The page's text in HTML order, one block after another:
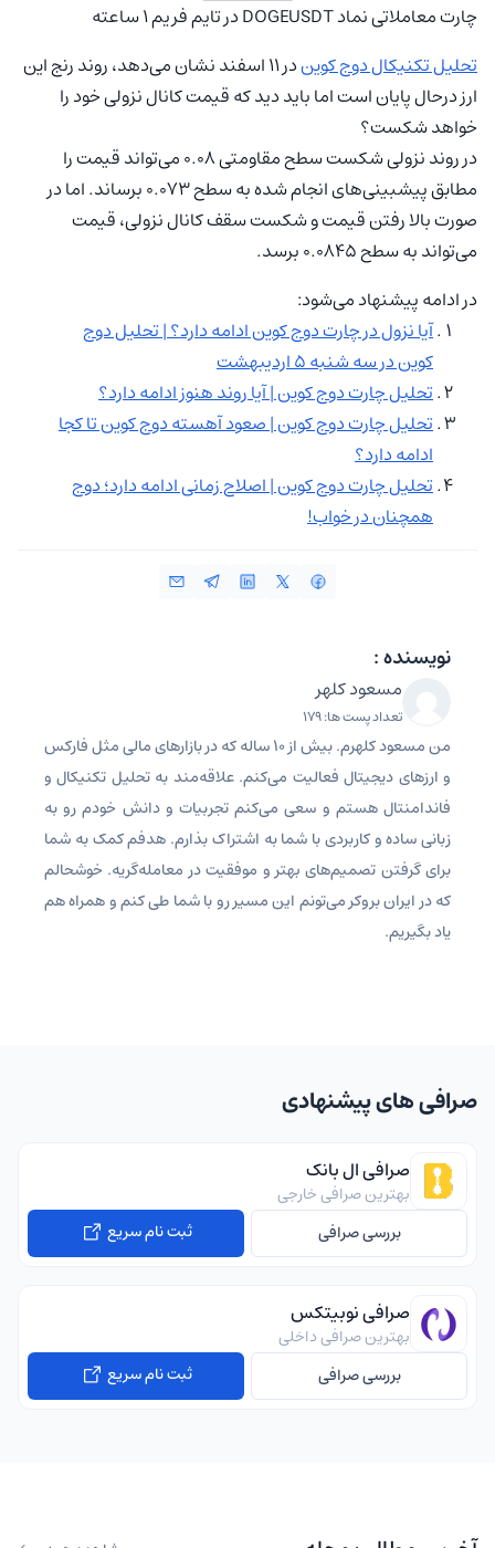
چارت معاملاتی نماد DOGEUSDT در تایم فریم 1 ساعته
تحلیل تکنیکال دوج کوین
در ۱۱ اسفند نشان می‌دهد، روند رنج این
ارز درحال پایان است اما باید دید که قیمت کانال نزولی خود را
خواهد شکست؟
در روند نزولی شکست سطح مقاومتی ۰.۰۸ می‌تواند قیمت را
مطابق پیشبینی‌های انجام شده به سطح ۰.۰۷۳ برساند. اما در
صورت بالا رفتن قیمت و شکست سقف کانال نزولی، قیمت
می‌تواند به سطح ۰.۰۸۴۵ برسد.
در ادامه پیشنهاد می‌شود:
آیا نزول در چارت دوج کوین ادامه دارد؟ | تحلیل دوج
کوین در سه شنبه ۵ اردیبهشت
تحلیل چارت دوج کوین | آیا روند هنوز ادامه دارد؟
تحلیل چارت دوج کوین | صعود آهسته دوج کوین تا کجا
ادامه دارد؟
تحلیل چارت دوج کوین | اصلاح زمانی ادامه دارد؛ دوج
همچنان در خواب!
نویسنده :
مسعود کلهر
تعداد پست ها: 179
من مسعود کلهرم. بیش از ۱۰ ساله که در بازارهای مالی مثل فارکس
و ارزهای دیجیتال فعالیت می‌کنم. علاقه‌مند به تحلیل تکنیکال و
فاندامنتال هستم و سعی می‌کنم تجربیات و دانش خودم رو به
زبانی ساده و کاربردی با شما به اشتراک بذارم. هدفم کمک به شما
برای گرفتن تصمیم‌های بهتر و موفقیت در معامله‌گریه. خوشحالم
که در ایران بروکر می‌تونم این مسیر رو با شما طی کنم و همراه هم
یاد بگیریم.
صرافی های پیشنهادی
صرافی ال بانک
بهترین صرافی خارجی
بررسی صرافی
ثبت نام سریع
صرافی نوبیتکس
بهترین صرافی داخلی
بررسی صرافی
ثبت نام سریع